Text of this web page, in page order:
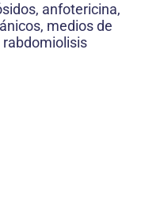
anfotericina,
medios de